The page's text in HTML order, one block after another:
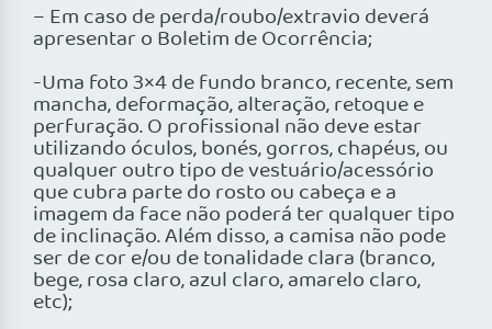
– Em caso de perda/roubo/extravio deverá
apresentar o Boletim de Ocorrência;
-Uma foto 3×4 de fundo branco, recente, sem
mancha, deformação, alteração, retoque e
perfuração. O profissional não deve estar
utilizando óculos, bonés, gorros, chapéus, ou
qualquer outro tipo de vestuário/acessório
que cubra parte do rosto ou cabeça e a
imagem da face não poderá ter qualquer tipo
de inclinação. Além disso, a camisa não pode
ser de cor e/ou de tonalidade clara (branco,
bege, rosa claro, azul claro, amarelo claro,
etc);